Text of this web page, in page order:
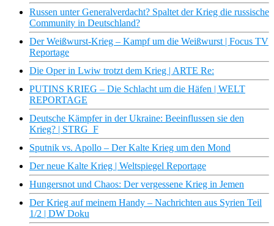
Russen unter Generalverdacht? Spaltet der Krieg die russische
Community in Deutschland?
Der Weißwurst-Krieg – Kampf um die Weißwurst | Focus TV
Reportage
Die Oper in Lwiw trotzt dem Krieg | ARTE Re:
PUTINS KRIEG – Die Schlacht um die Häfen | WELT
REPORTAGE
Deutsche Kämpfer in der Ukraine: Beeinflussen sie den
Krieg? | STRG_F
Sputnik vs. Apollo – Der Kalte Krieg um den Mond
Der neue Kalte Krieg | Weltspiegel Reportage
Hungersnot und Chaos: Der vergessene Krieg in Jemen
Der Krieg auf meinem Handy – Nachrichten aus Syrien Teil
1/2 | DW Doku